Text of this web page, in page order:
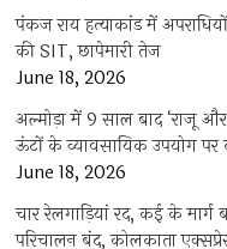
पंकज राय हत्याकांड में
की SIT, छापेमारी तेज
June 18, 2026
अल्मोड़ा में 9 साल बाद ‘राजू
ऊंटों के व्यावसायिक उपयोग पर
June 18, 2026
चार रेलगाड़ियां रद, कई के
परिचालन बंद, कोलकाता